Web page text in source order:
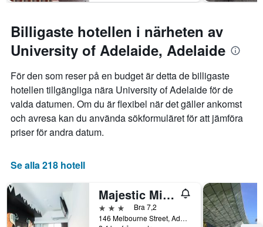
Billigaste hotellen i närheten av
University of Adelaide, Adelaide
För den som reser på en budget är detta de billigaste
hotellen tillgängliga nära University of Adelaide för de
valda datumen. Om du är flexibel när det gäller ankomst
och avresa kan du använda sökformuläret för att jämföra
priser för andra datum.
Se alla 218 hotell
Majestic Minima Hotel
3 stjärnorBra 7,2
146 Melbourne Street, Adelaide, SA, Australien